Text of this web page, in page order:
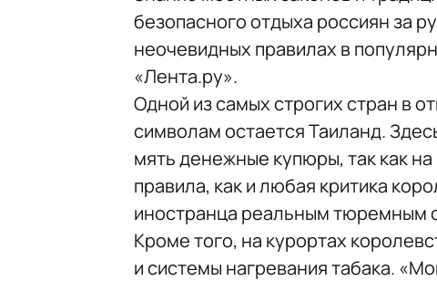
безопасного отдыха россиян за
неочевидных правилах в
«Лента.ру».
Одной из самых строгих стран в
символам остается Таиланд.
мять денежные купюры, так как
правила, как и любая критика
иностранца реальным тюремным
Кроме того, на курортах
и системы нагревания табака.